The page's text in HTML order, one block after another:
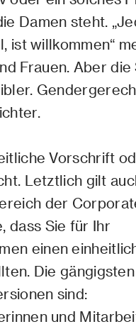
Damen steht.
ist willkommen“
Frauen. Aber die
Vorschrift
Letztlich gilt
der
dass Sie für Ihr
einen
Die gängigsten
sind:
und